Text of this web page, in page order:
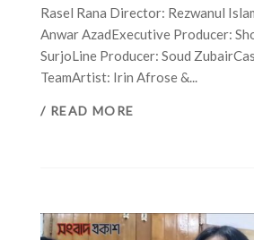
Rasel Rana Director: Rezwanul
Anwar AzadExecutive Producer:
SurjoLine Producer: Soud
TeamArtist: Irin Afrose &...
/ READ MORE